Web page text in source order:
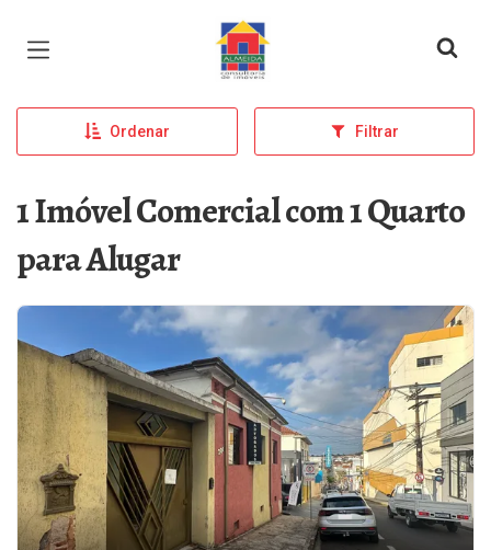
Página inicial
Ordenar Filtrar
1 Imóvel Comercial com 1 Quarto
para Alugar